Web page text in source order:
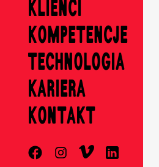
KLIENCI
KOMPETENCJE
TECHNOLOGIA
KARIERA
KONTAKT